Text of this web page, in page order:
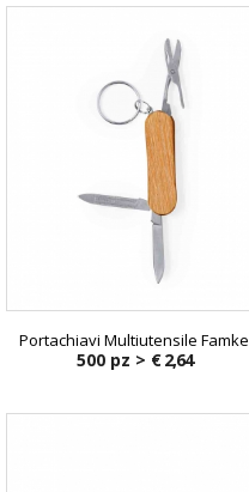
Portachiavi Multiutensile Famke
500 pz > € 2,64